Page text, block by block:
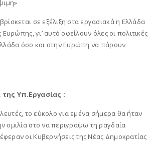
σε εξέλιξη στα εργασιακά η Ελλάδα
γι’ αυτό οφείλουν όλες οι πολιτικές
όσο και στην Ευρώπη να πάρουν
Υπ.Εργασίας :
το εύκολο για εμένα σήμερα θα ήταν
ομιλία στο να περιγράψω τη ραγδαία
οι Κυβερνήσεις της Νέας Δημοκρατίας